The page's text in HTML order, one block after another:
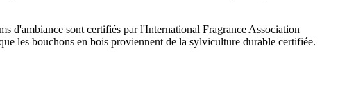
d'ambiance sont certifiés par l'International Fragrance Association
les bouchons en bois proviennent de la sylviculture durable certifiée.